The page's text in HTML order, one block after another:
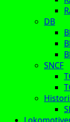
DB
SNCF